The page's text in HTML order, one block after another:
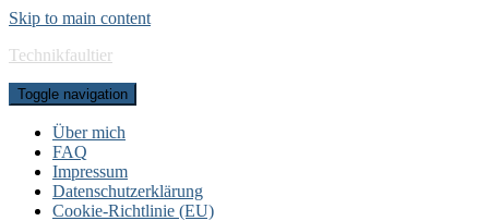
Skip to main content
Technikfaultier
Toggle navigation
Über mich
FAQ
Impressum
Datenschutzerklärung
Cookie-Richtlinie (EU)